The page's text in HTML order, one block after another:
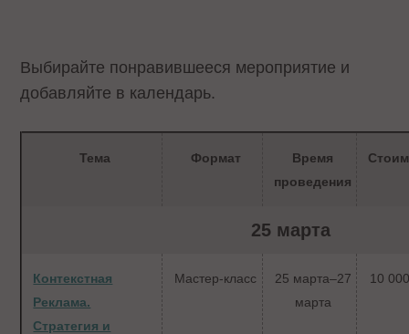
Выбирайте понравившееся мероприятие и
добавляйте в календарь.
Тема Формат
Время
проведения
25 марта
Контекстная
Реклама.
Стратегия и
Мастер-класс
25 марта–27
марта
10